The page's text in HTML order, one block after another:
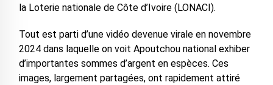
la Loterie nationale de Côte d’Ivoire (LONACI).
Tout est parti d’une vidéo devenue virale en novembre
2024 dans laquelle on voit Apoutchou national exhiber
d’importantes sommes d’argent en espèces. Ces
images, largement partagées, ont rapidement attiré